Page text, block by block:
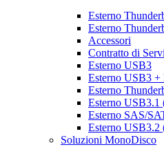
Esterno
Esterno
Accessori
Contratto di
Esterno USB3
Esterno USB3 +
Esterno
Esterno USB3.1
Esterno SAS/
Esterno USB3.2
Soluzioni MonoDisco